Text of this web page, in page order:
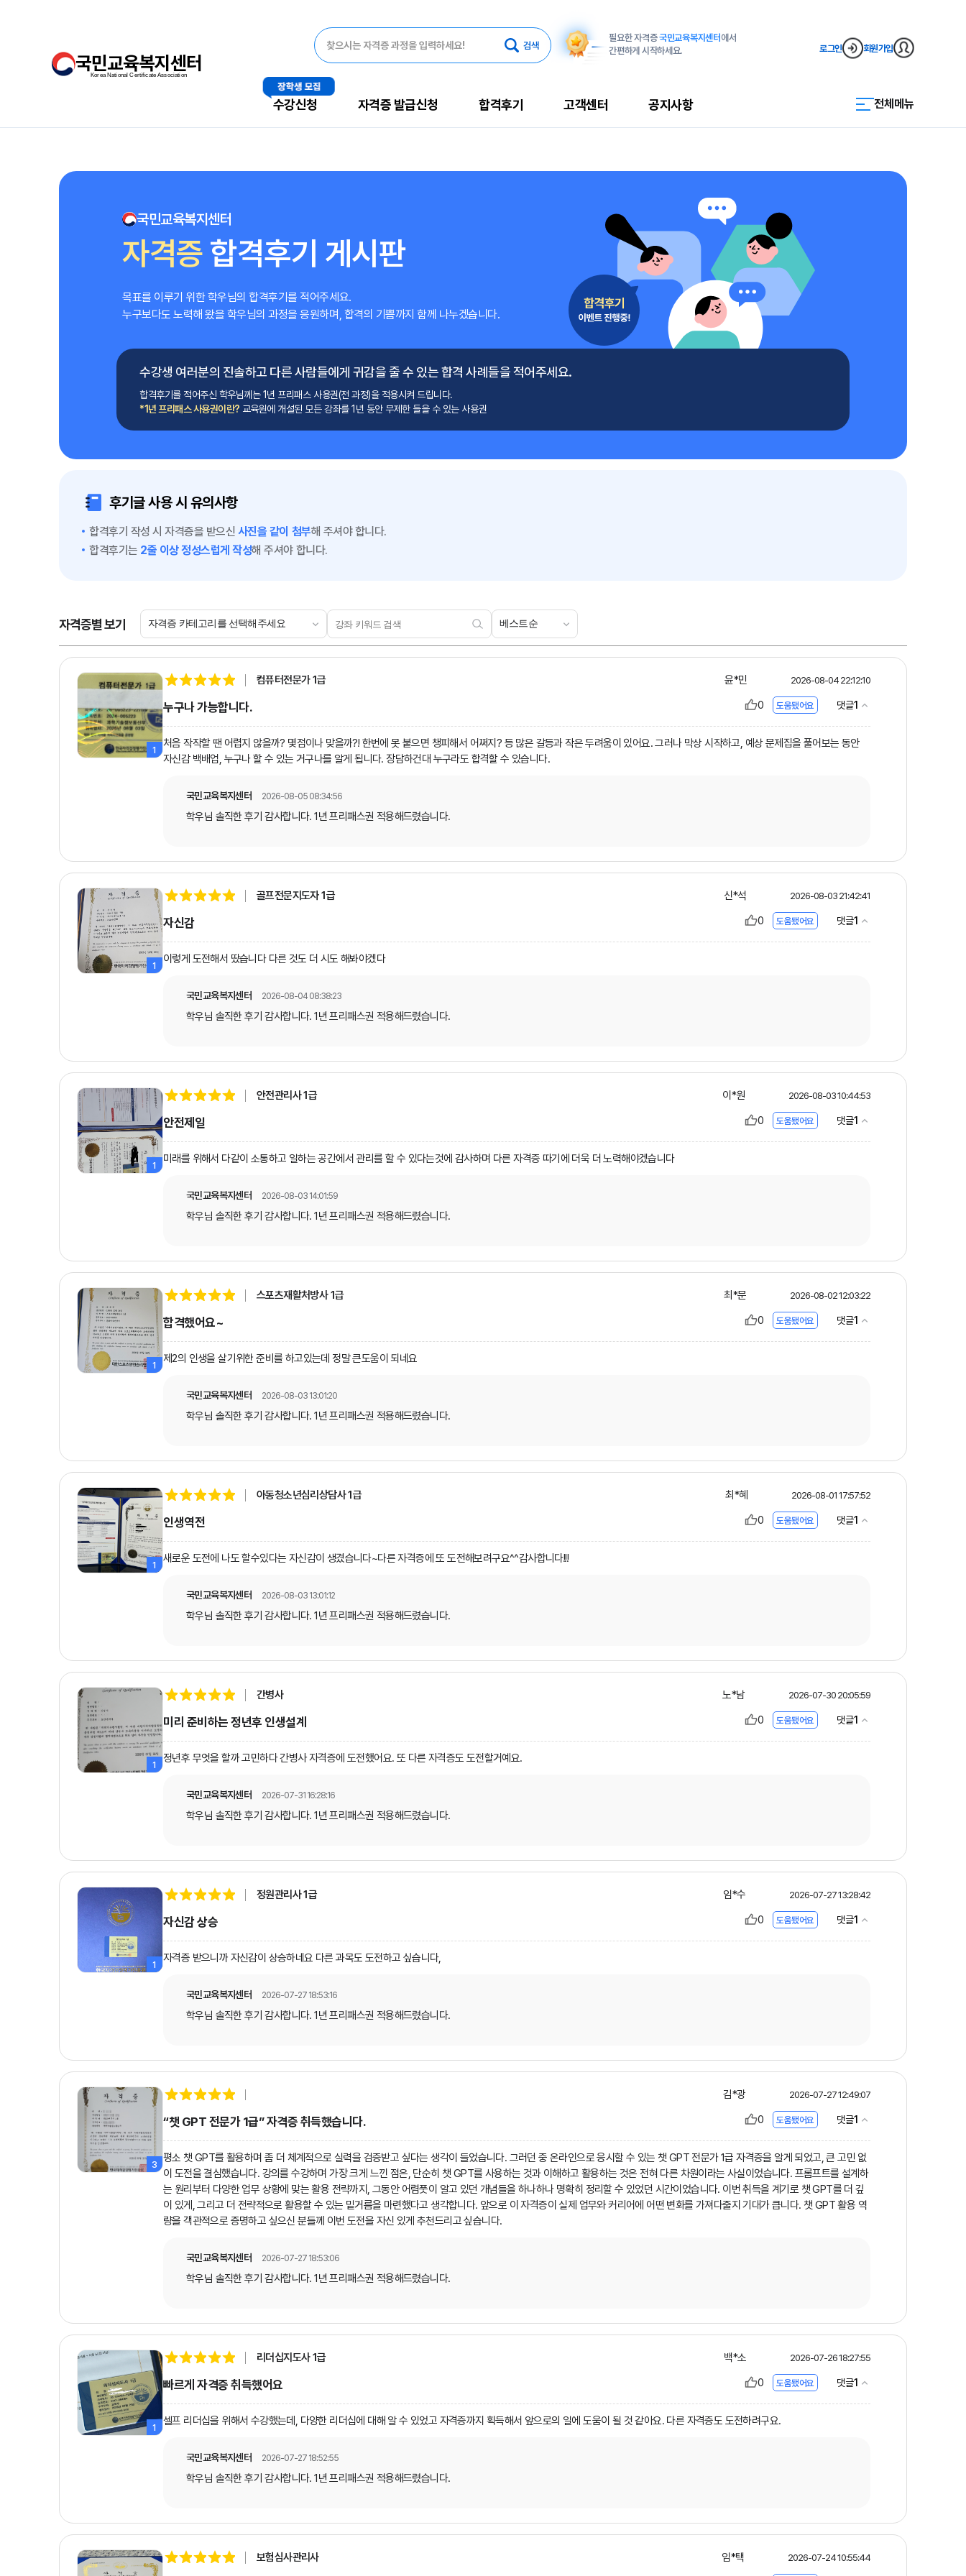
국민교육복지센터
Korea National Certificate Association
찾으시는 자격증 과정을 입력하세요!
필요한 자격증국민교육복지센터 에서
간편하게 시작하세요.
로그인 회원가입
수강신청 자격증 발급신청 합격후기 고객센터 공지사항 전체메뉴
국민교육복지센터
자격증 합격후기 게시판
목표를 이루기 위한 학우님의 합격후기를 적어주세요.
누구보다도 노력해 왔을 학우님의 과정을 응원하며, 합격의 기쁨까지 함께 나누겠습니다.
수강생 여러분의 진솔하고 다른 사람들에게 귀감을 줄 수 있는 합격 사례들을 적어주세요.
합격후기를 적어주신 학우님께는 1년 프리패스 사용권(전 과정)을 적용시켜 드립니다.
*1년 프리패스 사용권이란? 교육원에 개설된 모든 강좌를 1년 동안 무제한 들을 수 있는 사용권
후기글 사용 시 유의사항
합격후기 작성 시 자격증을 받으신 사진을 같이 첨부해 주셔야 합니다.
합격후기는 2줄 이상 정성스럽게 작성해 주셔야 합니다.
자격증별 보기
1
컴퓨터전문가 1급 윤*민 2026-08-04 22:12:10
누구나 가능합니다. 0 도움됐어요 댓글1
처음 작작할 땐 어렵지 않을까? 몇점이나 맞을까?! 한번에 못 붙으면 챙피해서 어쩌지? 등 많은 갈등과 작은 두려움이 있어요. 그러나 막상 시작하고, 예상 문제집을 풀어보는 동안
자신감 백배업, 누구나 할 수 있는 거구나를 알게 됩니다. 장담하건대 누구라도 합격할 수 있습니다.
국민교육복지센터 2026-08-05 08:34:56
학우님 솔직한 후기 감사합니다. 1년 프리패스권 적용해드렸습니다.
1
골프전문지도자 1급 신*석 2026-08-03 21:42:41
자신감 0 도움됐어요 댓글1
이렇게 도전해서 땄습니다 다른 것도 더 시도 해봐야겠다
국민교육복지센터 2026-08-04 08:38:23
학우님 솔직한 후기 감사합니다. 1년 프리패스권 적용해드렸습니다.
1
안전관리사 1급 이*원 2026-08-03 10:44:53
안전제일 0 도움됐어요 댓글1
미래를 위해서 다같이 소통하고 일하는 공간에서 관리를 할 수 있다는것에 감사하며 다른 자격증 따기에 더욱 더 노력해야겠습니다
국민교육복지센터 2026-08-03 14:01:59
학우님 솔직한 후기 감사합니다. 1년 프리패스권 적용해드렸습니다.
1
스포츠재활처방사 1급 최*문 2026-08-02 12:03:22
합격했어요~ 0 도움됐어요 댓글1
제2의 인생을 살기위한 준비를 하고있는데 정말 큰도움이 되네요
국민교육복지센터 2026-08-03 13:01:20
학우님 솔직한 후기 감사합니다. 1년 프리패스권 적용해드렸습니다.
1
아동청소년심리상담사 1급 최*혜 2026-08-01 17:57:52
인생역전 0 도움됐어요 댓글1
새로운 도전에 나도 할수있다는 자신감이 생겼습니다~다른 자격증에 또 도전해보려구요^^감사합니다!!!
국민교육복지센터 2026-08-03 13:01:12
학우님 솔직한 후기 감사합니다. 1년 프리패스권 적용해드렸습니다.
1
간병사 노*남 2026-07-30 20:05:59
미리 준비하는 정년후 인생설계 0 도움됐어요 댓글1
정년후 무엇을 할까 고민하다 간병사 자격증에 도전했어요. 또 다른 자격증도 도전할거예요.
국민교육복지센터 2026-07-31 16:28:16
학우님 솔직한 후기 감사합니다. 1년 프리패스권 적용해드렸습니다.
1
정원관리사 1급 임*수 2026-07-27 13:28:42
자신감 상승 0 도움됐어요 댓글1
자격증 받으니까 자신감이 상승하네요 다른 과목도 도전하고 싶습니다,
국민교육복지센터 2026-07-27 18:53:16
학우님 솔직한 후기 감사합니다. 1년 프리패스권 적용해드렸습니다.
3
김*광 2026-07-27 12:49:07
“챗 GPT 전문가 1급” 자격증 취득했습니다. 0 도움됐어요 댓글1
평소 챗 GPT를 활용하며 좀 더 체계적으로 실력을 검증받고 싶다는 생각이 들었습니다. 그러던 중 온라인으로 응시할 수 있는 챗 GPT 전문가 1급 자격증을 알게 되었고, 큰 고민 없
이 도전을 결심했습니다. 강의를 수강하며 가장 크게 느낀 점은, 단순히 챗 GPT를 사용하는 것과 이해하고 활용하는 것은 전혀 다른 차원이라는 사실이었습니다. 프롬프트를 설계하
는 원리부터 다양한 업무 상황에 맞는 활용 전략까지, 그동안 어렴풋이 알고 있던 개념들을 하나하나 명확히 정리할 수 있었던 시간이었습니다. 이번 취득을 계기로 챗 GPT를 더 깊
이 있게, 그리고 더 전략적으로 활용할 수 있는 밑거름을 마련했다고 생각합니다. 앞으로 이 자격증이 실제 업무와 커리어에 어떤 변화를 가져다줄지 기대가 큽니다. 챗 GPT 활용 역
량을 객관적으로 증명하고 싶으신 분들께 이번 도전을 자신 있게 추천드리고 싶습니다.
국민교육복지센터 2026-07-27 18:53:06
학우님 솔직한 후기 감사합니다. 1년 프리패스권 적용해드렸습니다.
1
리더십지도사 1급 백*소 2026-07-26 18:27:55
빠르게 자격증 취득했어요 0 도움됐어요 댓글1
셀프 리더십을 위해서 수강했는데, 다양한 리더십에 대해 알 수 있었고 자격증까지 획득해서 앞으로의 일에 도움이 될 것 같아요. 다른 자격증도 도전하려구요.
국민교육복지센터 2026-07-27 18:52:55
학우님 솔직한 후기 감사합니다. 1년 프리패스권 적용해드렸습니다.
보험심사관리사 임*택 2026-07-24 10:55:44